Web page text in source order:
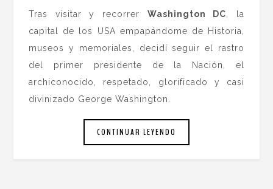
Tras visitar y recorrer Washington DC , la
capital de los USA empapándome de Historia,
museos y memoriales, decidí seguir el rastro
del primer presidente de la Nación, el
archiconocido, respetado, glorificado y casi
divinizado George Washington.
CONTINUAR LEYENDO